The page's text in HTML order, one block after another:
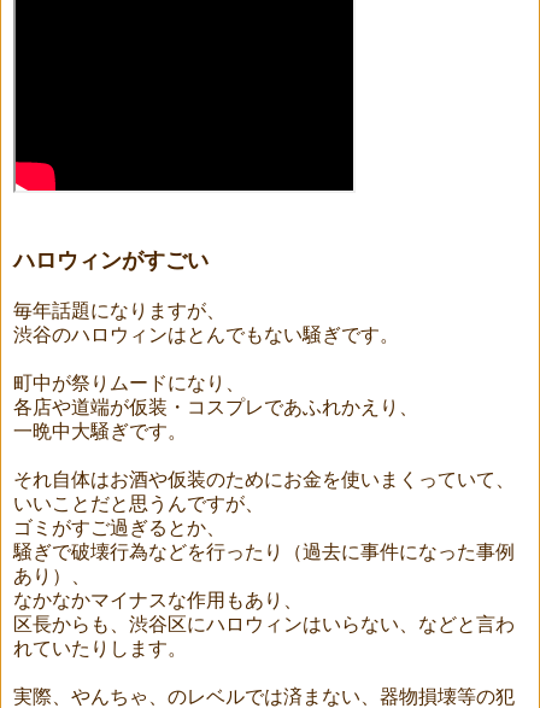
ハロウィンがすごい
毎年話題になりますが、
渋谷のハロウィンはとんでもない騒ぎです。
町中が祭りムードになり、
各店や道端が仮装・コスプレであふれかえり、
一晩中大騒ぎです。
それ自体はお酒や仮装のためにお金を使いまくっていて、
いいことだと思うんですが、
ゴミがすご過ぎるとか、
騒ぎで破壊行為などを行ったり（過去に事件になった事例
あり）、
なかなかマイナスな作用もあり、
区長からも、渋谷区にハロウィンはいらない、などと言わ
れていたりします。
実際、やんちゃ、のレベルでは済まない、器物損壊等の犯